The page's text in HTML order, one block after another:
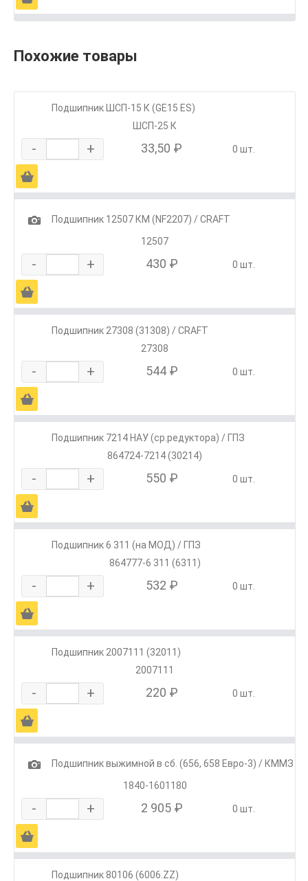
Похожие товары
Подшипник ШСП-15 К (GE15 ES)
ШСП-25 К
- + 33,50 ₽ 0 шт.
Ä
1
Подшипник 12507 КМ (NF2207) / CRAFT
12507
- + 430 ₽ 0 шт.
Ä
Подшипник 27308 (31308) / CRAFT
27308
- + 544 ₽ 0 шт.
Ä
Подшипник 7214 НАУ (ср.редуктора) / ГПЗ
864724-7214 (30214)
- + 550 ₽ 0 шт.
Ä
Подшипник 6 311 (на МОД) / ГПЗ
864777-6 311 (6311)
- + 532 ₽ 0 шт.
Ä
Подшипник 2007111 (32011)
2007111
- + 220 ₽ 0 шт.
Ä
1
Подшипник выжимной в сб. (656, 658 Евро-3) / КММЗ
1840-1601180
- + 2 905 ₽ 0 шт.
Ä
Подшипник 80106 (6006.ZZ)